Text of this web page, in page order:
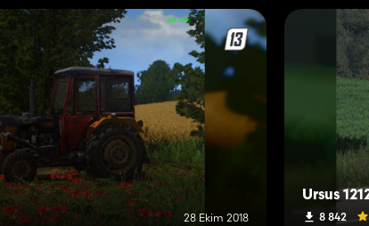
28 Ekim 2018
Ursus
8 842